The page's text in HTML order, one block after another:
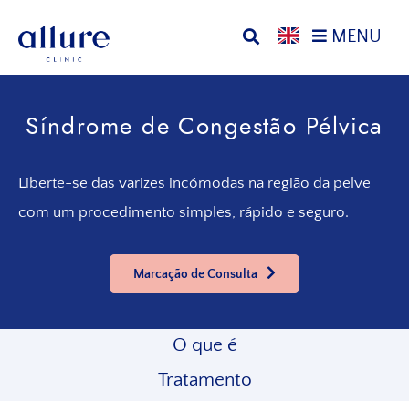
para
para
Allure
Porto
Allure
Cirurgia
Vascular,
e
MENU
Síndrome de Congestão Pélvica
Liberte-se das varizes incómodas na região da pelve
com um procedimento simples, rápido e seguro.
Marcação de Consulta
O que é
Tratamento